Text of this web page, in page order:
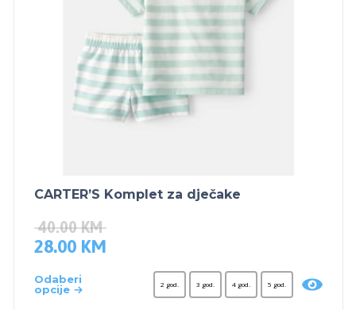
CARTER’S Komplet za dječake
40.00KM
28.00 KM
Odaberi
opcije
2 god. 3 god. 4 god. 5 god.